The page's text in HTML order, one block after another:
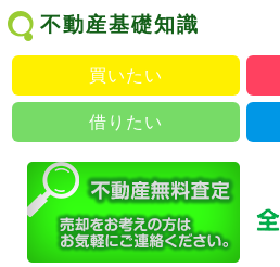
不動産基礎知識
買いたい
借りたい